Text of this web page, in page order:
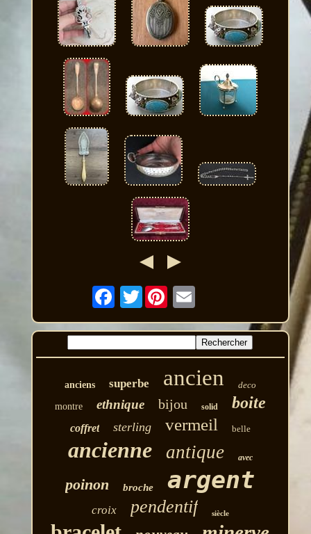
Twitter
anciens superbe ancien deco
montre ethnique bijou solid boite
coffret sterling vermeil belle
ancienne antique avec
poinon broche argent
croix pendentif siècle